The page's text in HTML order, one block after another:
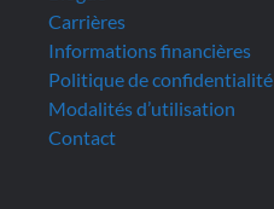
Carrières
Informations financières
Politique de confidentialité
Modalités d’utilisation
Contact